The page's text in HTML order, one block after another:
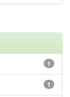
1
1